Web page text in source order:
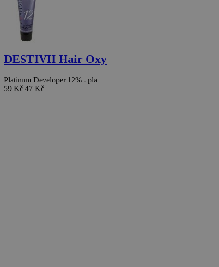
DESTIVII Hair Oxy
Platinum Developer 12% - pla…
59 Kč 47 Kč